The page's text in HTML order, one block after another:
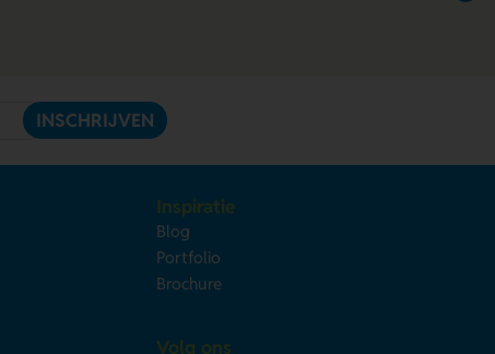
INSCHRIJVEN
Inspiratie
Blog
Portfolio
Brochure
Volg ons